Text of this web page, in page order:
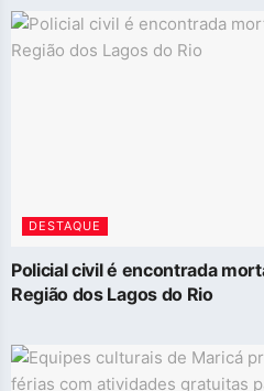
DESTAQUE
Policial civil é encontrada
Região dos Lagos do Rio